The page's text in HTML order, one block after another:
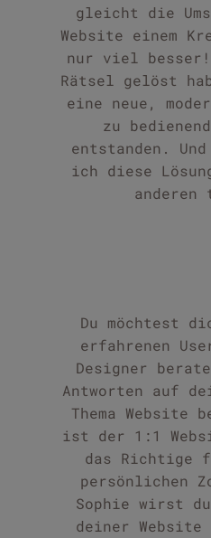
gleicht die
Website einem
nur viel besser!
Rätsel gelöst
eine neue,
zu
entstanden.
ich diese
anderen
Du möchtest
erfahrenen
Designer
Antworten auf
Thema Website
ist der 1:1
das Richtige
persönlichen
Sophie wirst du
deiner Website